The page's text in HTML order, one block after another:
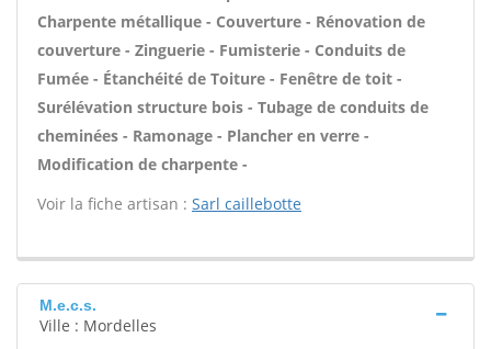
Charpente métallique - Couverture - Rénovation de
couverture - Zinguerie - Fumisterie - Conduits de
Fumée - Étanchéité de Toiture - Fenêtre de toit -
Surélévation structure bois - Tubage de conduits de
cheminées - Ramonage - Plancher en verre -
Modification de charpente -
Voir la fiche artisan : Sarl caillebotte
M.e.c.s.
Ville : Mordelles